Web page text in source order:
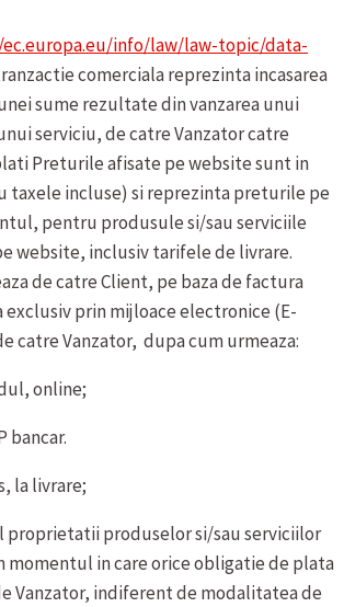
info/law/law-topic/data-
comerciala reprezinta incasarea
sume rezultate din vanzarea unui
serviciu, de catre Vanzator catre
Preturile afisate pe website sunt in
taxele incluse) si reprezinta preturile pe
pentru produsule si/sau serviciile
website, inclusiv tarifele de livrare.
de catre Client, pe baza de factura
exclusiv prin mijloace electronice (E-
catre Vanzator, dupa cum urmeaza:
online;
bancar.
la livrare;
proprietatii produselor si/sau serviciilor
momentul in care orice obligatie de plata
Vanzator, indiferent de modalitatea de